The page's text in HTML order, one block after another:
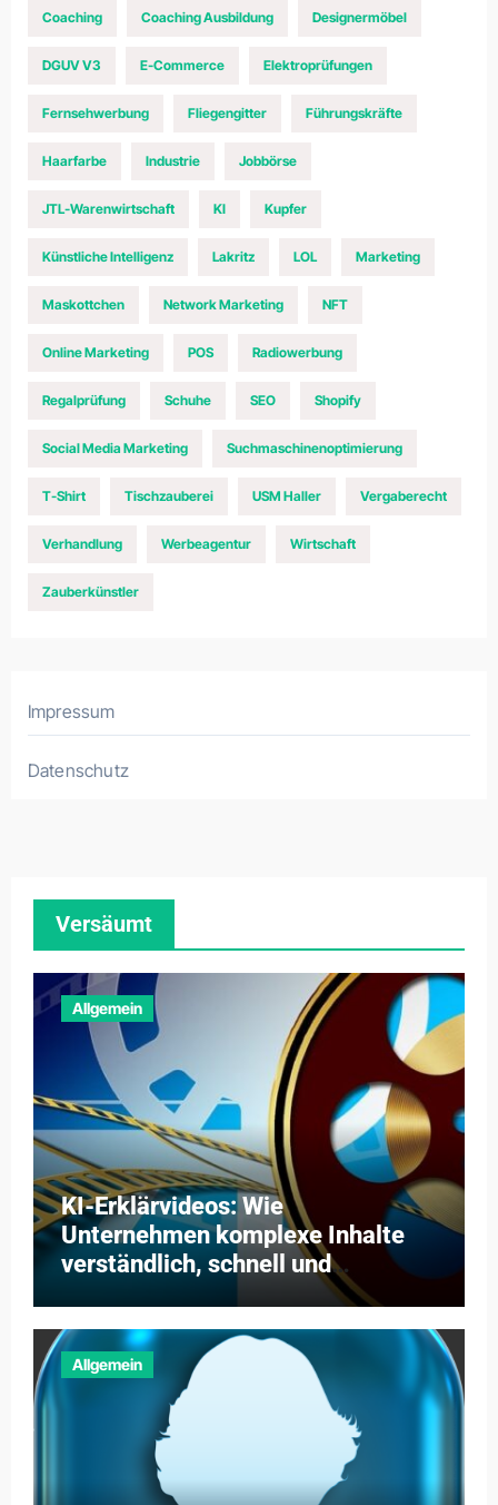
Coaching Coaching Ausbildung Designermöbel
DGUV V3 E-Commerce Elektroprüfungen
Fernsehwerbung Fliegengitter Führungskräfte
Haarfarbe Industrie Jobbörse
JTL-Warenwirtschaft KI Kupfer
Künstliche Intelligenz Lakritz LOL Marketing
Maskottchen Network Marketing NFT
Online Marketing POS Radiowerbung
Regalprüfung Schuhe SEO Shopify
Social Media Marketing Suchmaschinenoptimierung
T-Shirt Tischzauberei USM Haller Vergaberecht
Verhandlung Werbeagentur Wirtschaft
Zauberkünstler
Impressum
Datenschutz
Versäumt
Allgemein
KI-Erklärvideos: Wie
Unternehmen komplexe Inhalte
verständlich, schnell und
kosteneffizient vermitteln
Allgemein